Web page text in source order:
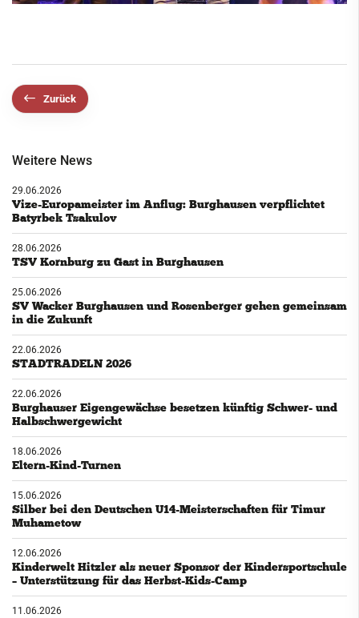
Zurück
Weitere News
29.06.2026
Vize-Europameister im Anflug: Burghausen verpflichtet
Batyrbek Tsakulov
28.06.2026
TSV Kornburg zu Gast in Burghausen
25.06.2026
SV Wacker Burghausen und Rosenberger gehen gemeinsam
in die Zukunft
22.06.2026
STADTRADELN 2026
22.06.2026
Burghauser Eigengewächse besetzen künftig Schwer- und
Halbschwergewicht
18.06.2026
Eltern-Kind-Turnen
15.06.2026
Silber bei den Deutschen U14-Meisterschaften für Timur
Muhametow
12.06.2026
Kinderwelt Hitzler als neuer Sponsor der Kindersportschule
– Unterstützung für das Herbst-Kids-Camp
11.06.2026